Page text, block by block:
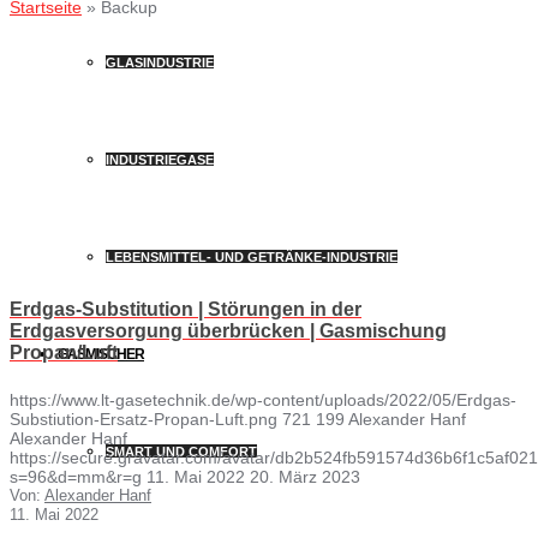
GLASINDUSTRIE
INDUSTRIEGASE
LEBENSMITTEL- UND GETRÄNKE-INDUSTRIE
GASMISCHER
SMART UND COMFORT
Startseite » Backup
Erdgas-Substitution | Störungen in der
Erdgasversorgung überbrücken | Gasmischung
Propan/Luft
https://www.lt-gasetechnik.de/wp-content/uploads/2022/05/Erdgas-
Substiution-Ersatz-Propan-Luft.png 721 199 Alexander Hanf
Alexander Hanf
https://secure.gravatar.com/avatar/
s=96&d=mm&r=g 11. Mai 2022 20. März 2023
Von: Alexander Hanf
11. Mai 2022